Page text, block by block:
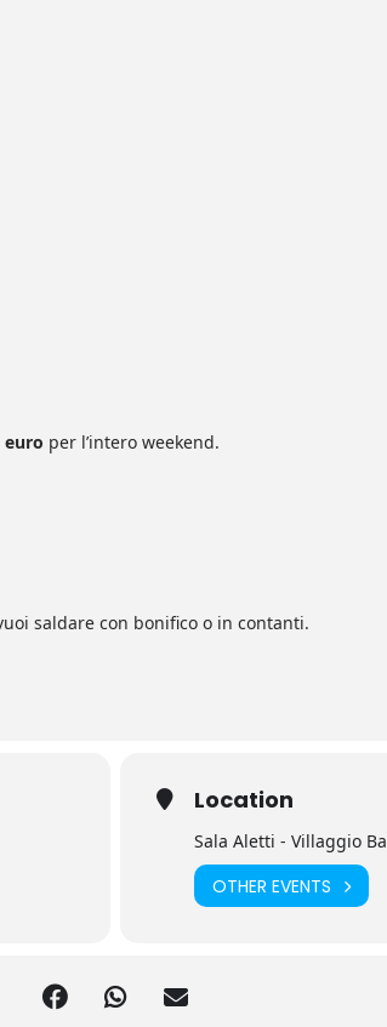
euro per l’intero weekend.
saldare con bonifico o in contanti.
Location
Sala Aletti - Villaggio
OTHER EVENTS